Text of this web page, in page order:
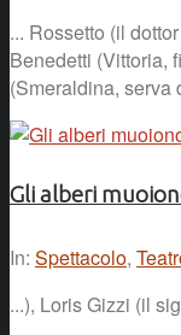
... Rossetto (il dottor
Benedetti (Vittoria,
(Smeraldina, serva
Gli alberi
In: Spettacolo,
...), Loris Gizzi (il